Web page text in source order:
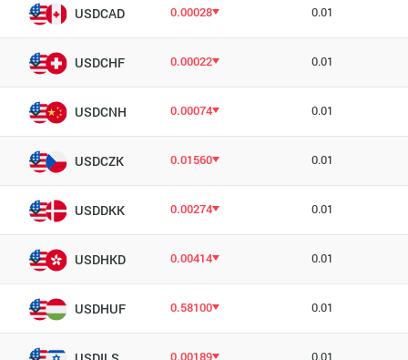
USDCAD 0.00028 0.01
USDCHF 0.00022 0.01
USDCNH 0.00074 0.01
USDCZK 0.01560 0.01
USDDKK 0.00274 0.01
USDHKD 0.00414 0.01
USDHUF 0.58100 0.01
0.00189 0.01